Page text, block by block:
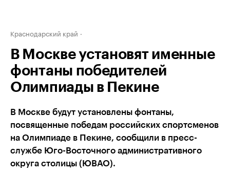
Краснодарский край
В Москве установят именные
фонтаны победителей
Олимпиады в Пекине
В Москве будут установлены фонтаны,
посвященные победам российских спортсменов
на Олимпиаде в Пекине, сообщили в пресс-
службе Юго-Восточного административного
округа столицы (ЮВАО).